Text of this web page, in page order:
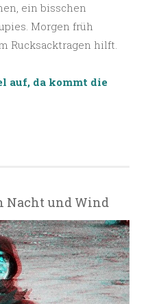
ein bisschen
Morgen früh
Rucksacktragen hilft.
auf, da kommt die
Nacht und Wind